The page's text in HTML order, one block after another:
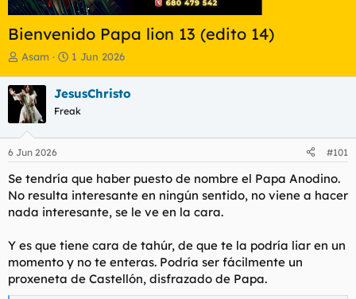
Bienvenido Papa lion 13 (edito 14)
I
i
c
i
a
d
o
d
e
l
e
a
Asam
F
h
a
e
i
c
i
1 Jun 2026
JesusChristo
Freak
6 Jun 2026 #101
Se tendría que haber puesto de nombre el Papa Anodino.
No resulta interesante en ningún sentido, no viene a hacer
nada interesante, se le ve en la cara.
Y es que tiene cara de tahúr, de que te la podría liar en un
momento y no te enteras. Podría ser fácilmente un
proxeneta de Castellón, disfrazado de Papa.